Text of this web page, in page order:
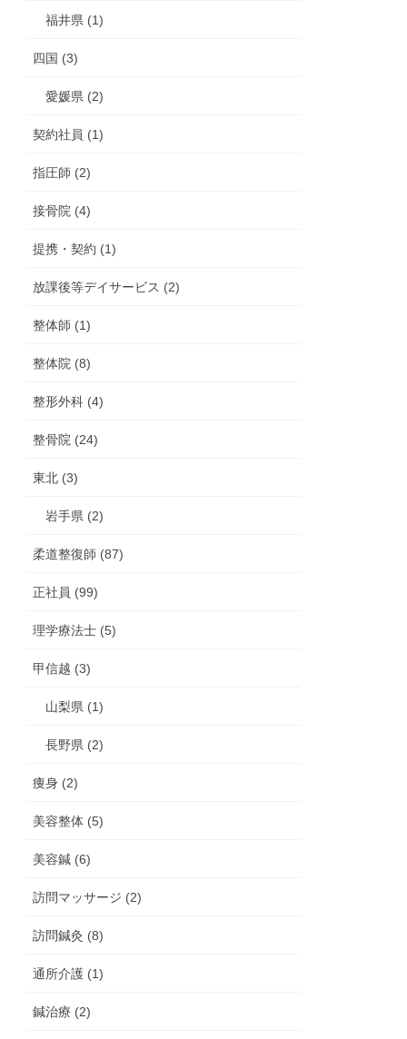
福井県 (1)
四国 (3)
愛媛県 (2)
契約社員 (1)
指圧師 (2)
接骨院 (4)
提携・契約 (1)
放課後等デイサービス (2)
整体師 (1)
整体院 (8)
整形外科 (4)
整骨院 (24)
東北 (3)
岩手県 (2)
柔道整復師 (87)
正社員 (99)
理学療法士 (5)
甲信越 (3)
山梨県 (1)
長野県 (2)
痩身 (2)
美容整体 (5)
美容鍼 (6)
訪問マッサージ (2)
訪問鍼灸 (8)
通所介護 (1)
鍼治療 (2)